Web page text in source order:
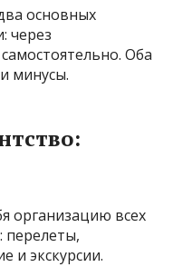
основных
через
Оба
минусы.
организацию всех
перелеты,
и экскурсии.